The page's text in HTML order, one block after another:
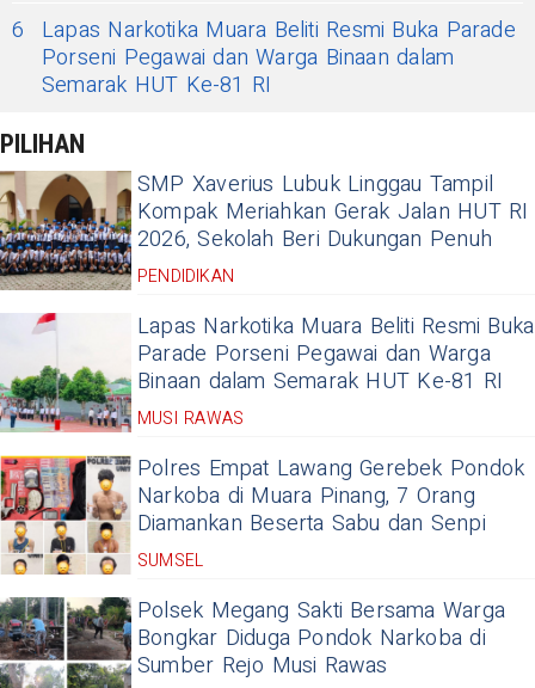
6
Lapas Narkotika Muara Beliti Resmi Buka Parade
Porseni Pegawai dan Warga Binaan dalam
Semarak HUT Ke-81 RI
PILIHAN
SMP Xaverius Lubuk Linggau Tampil
Kompak Meriahkan Gerak Jalan HUT RI
2026, Sekolah Beri Dukungan Penuh
PENDIDIKAN
Lapas Narkotika Muara Beliti Resmi Buka
Parade Porseni Pegawai dan Warga
Binaan dalam Semarak HUT Ke-81 RI
MUSI RAWAS
Polres Empat Lawang Gerebek Pondok
Narkoba di Muara Pinang, 7 Orang
Diamankan Beserta Sabu dan Senpi
SUMSEL
Polsek Megang Sakti Bersama Warga
Bongkar Diduga Pondok Narkoba di
Sumber Rejo Musi Rawas